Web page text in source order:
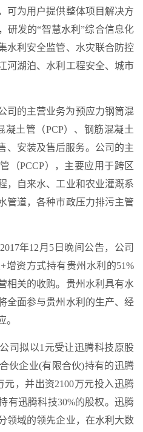
可为用户提供整体项目解决方
研发的“智慧水利”综合信息化
水利安全监管、水灾联合防控
河湖泊、水利工程安全、城市
司的主营业务为预应力钢筒混
凝土管（PCP）、钢筋混凝土
、安装及售后服务。公司的主
（PCCP），主要应用于跨区
，自来水、工业和农业灌溉系
管道，各种市政压力排污主管
年12月5日晚间公告，公司
增资方式持有贵州水利的51%
相关的收购。贵州水利具有水
全面参与贵州水利的生产、经
。
司拟以1元受让迅腾科技原股
伙企业(有限合伙)持有的迅腾
，并出资2100万元投入迅腾
有迅腾科技30%的股权。迅腾
领域的领先企业，在水利大数